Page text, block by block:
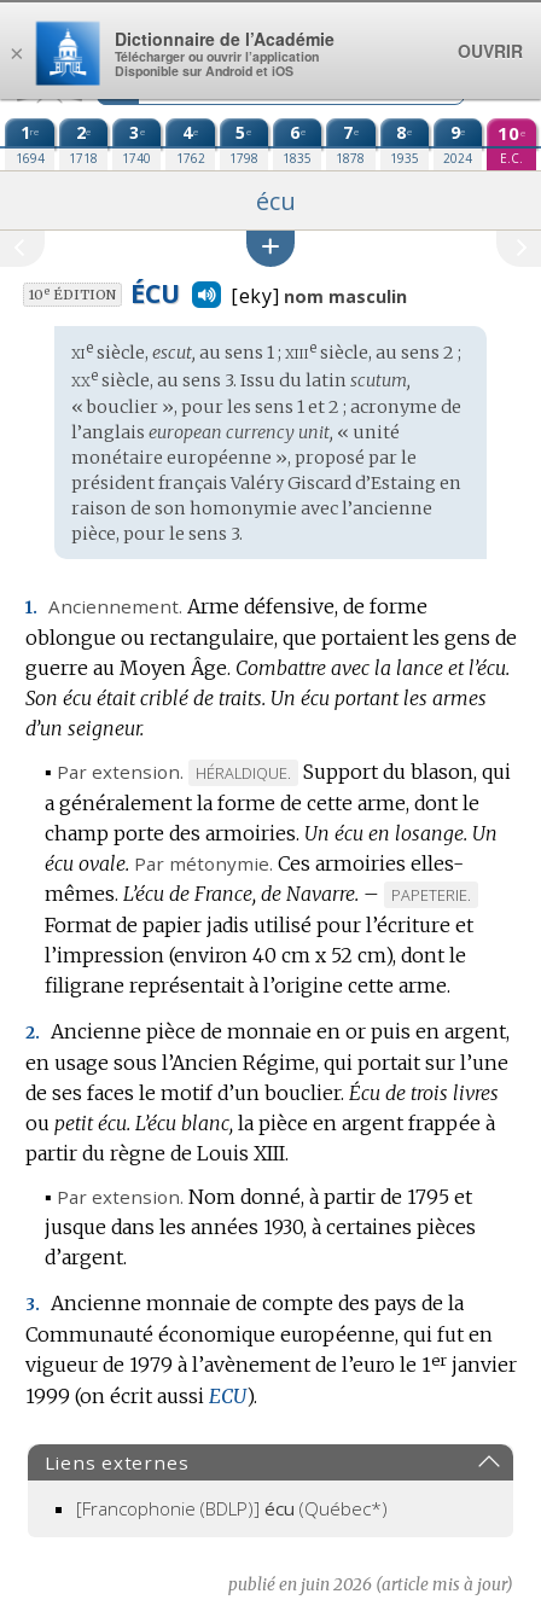
Aller au contenu
1re
1694
2e
1718
3e
1740
4e
1762
5e
1798
6e
1835
7e
1878
8e
1935
9e
2024
10e
E.C.
écu
10eÉDITION ÉCU [eky] nom masculin
Étymologie
:
xiesiècle, escut, au sens 1 ; xiiiesiècle, au sens 2 ;
xxesiècle, au sens 3. Issu du latin scutum,
« bouclier », pour les sens 1 et 2 ; acronyme de
l’anglais european currency unit, « unité
monétaire européenne », proposé par le
président français Valéry Giscard d’Estaing en
raison de son homonymie avec l’ancienne
pièce, pour le sens 3.
1. Anciennement. Arme défensive, de forme
oblongue ou rectangulaire, que portaient les gens de
guerre au Moyen Âge. Combattre avec la lance et l’écu.
Son écu était criblé de traits. Un écu portant les armes
d’un seigneur.
▪ Par extension.
MARQUE
DE
DOMAINE
:
HÉRALDIQUE.
Support du blason, qui
a généralement la forme de cette arme, dont le
champ porte des armoiries. Un écu en losange. Un
écu ovale. Par métonymie. Ces armoiries elles-
mêmes. L’écu de France, de Navarre. –
MARQUE
DE
DOMAINE
:
PAPETERIE.
Format de papier jadis utilisé pour l’écriture et
l’impression (environ 40 cm x 52 cm), dont le
filigrane représentait à l’origine cette arme.
2.
Ancienne pièce de monnaie en or puis en argent,
en usage sous l’Ancien Régime, qui portait sur l’une
de ses faces le motif d’un bouclier. Écu de trois livres
ou petit écu. L’écu blanc, la pièce en argent frappée à
partir du règne de Louis XIII.
▪ Par extension. Nom donné, à partir de 1795 et
jusque dans les années 1930, à certaines pièces
d’argent.
3.
Ancienne monnaie de compte des pays de la
Communauté économique européenne, qui fut en
vigueur de 1979 à l’avènement de l’euro le 1erjanvier
1999 (on écrit aussi ECU).
Liens externes
[Francophonie (BDLP)] écu (Québec*)
publié en juin 2026 (article mis à jour)
×
Dictionnaire de l’Académie
Télécharger ou ouvrir l’application
Disponible sur Android et iOS
OUVRIR